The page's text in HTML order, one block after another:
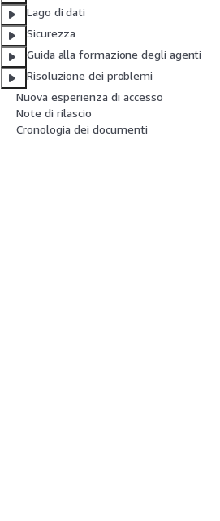
Lago di dati
Sicurezza
Guida alla formazione degli agenti
Risoluzione dei problemi
Nuova esperienza di accesso
Note di rilascio
Cronologia dei documenti